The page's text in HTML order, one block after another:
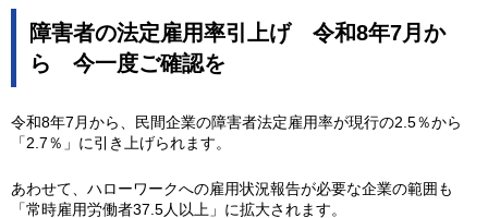
障害者の法定雇用率引上げ 令和8年7月か
ら 今一度ご確認を
令和8年7月から、民間企業の障害者法定雇用率が現行の2.5％から
「2.7％」に引き上げられます。
あわせて、ハローワークへの雇用状況報告が必要な企業の範囲も
「常時雇用労働者37.5人以上」に拡大されます。